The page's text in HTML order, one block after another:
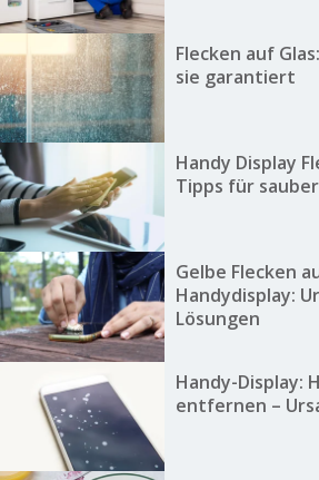
Flecken auf
sie garantiert
Handy Display
Tipps für
Gelbe Flecken
Handydisplay:
Lösungen
Handy-Display:
entfernen –